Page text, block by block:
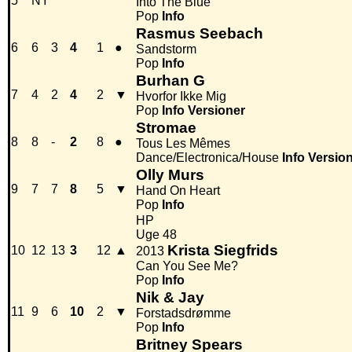
Pop Info
6 6 3 4 1 ●
Rasmus Seebach
Sandstorm
Pop Info
7 4 2 4 2 ▼
Burhan G
Hvorfor Ikke Mig
Pop Info Versioner
8 8 - 2 8 ●
Stromae
Tous Les Mêmes
Dance/Electronica/House Info
9 7 7 8 5 ▼
Olly Murs
Hand On Heart
Pop Info
10 12 13 3 12 ▲
HP
Uge 48
2013 Krista Siegfrids
Can You See Me?
Pop Info
11 9 6 10 2 ▼
Nik & Jay
Forstadsdrømme
Pop Info
Britney Spears